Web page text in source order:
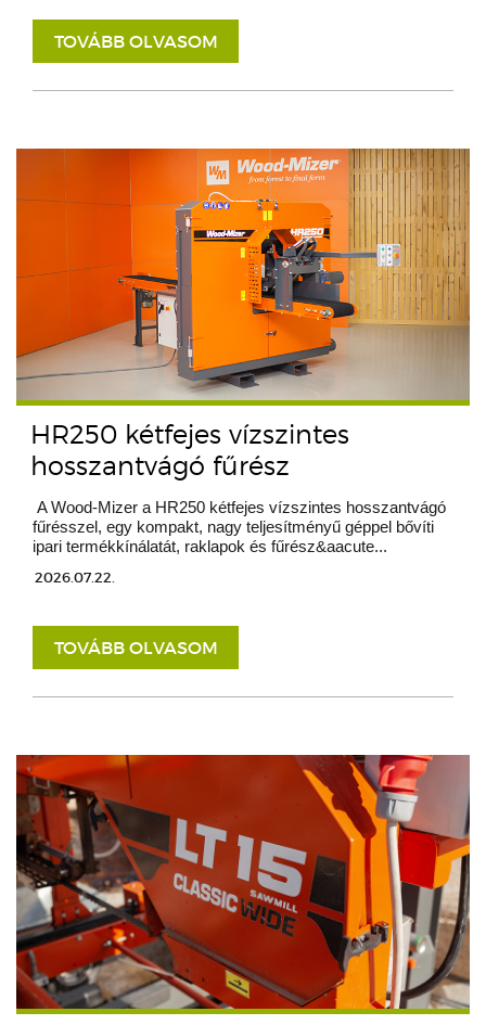
TOVÁBB OLVASOM
HR250 kétfejes vízszintes
hosszantvágó fűrész
A Wood-Mizer a HR250 kétfejes vízszintes hosszantvágó
fűrésszel, egy kompakt, nagy teljesítményű géppel bővíti
ipari termékkínálatát, raklapok és fűrész&aacute...
2026.07.22.
TOVÁBB OLVASOM